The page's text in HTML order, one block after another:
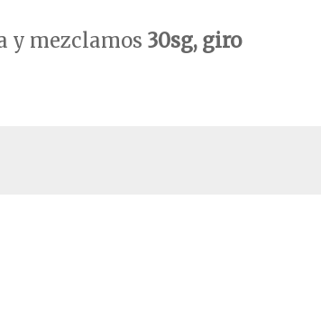
y mezclamos 30sg, giro